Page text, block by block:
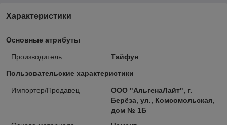
Характеристики
Основные атрибуты
Производитель Тайфун
Пользовательские характеристики
Импортер/Продавец
ООО "АльгенаЛайт", г.
Берёза, ул., Комсомольская,
дом № 1Б